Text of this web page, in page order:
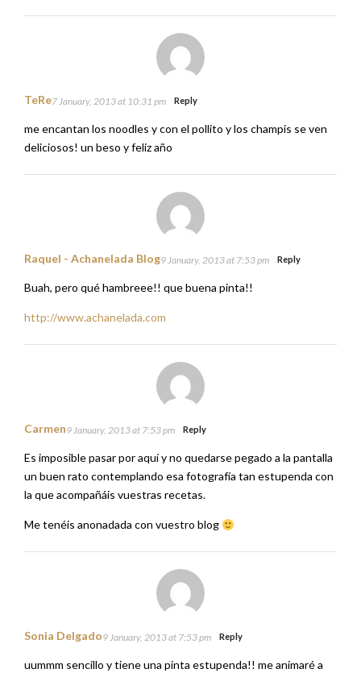
TeRe7 January, 2013 at 10:31 pm Reply
me encantan los noodles y con el pollito y los champis se ven
deliciosos! un beso y feliz año
Raquel - Achanelada Blog9 January, 2013 at 7:53 pm Reply
Buah, pero qué hambreee!! que buena pinta!!
http://www.achanelada.com
Carmen9 January, 2013 at 7:53 pm Reply
Es imposible pasar por aquí y no quedarse pegado a la pantalla
un buen rato contemplando esa fotografía tan estupenda con
la que acompañáis vuestras recetas.
Me tenéis anonadada con vuestro blog
Sonia Delgado9 January, 2013 at 7:53 pm Reply
uummm sencillo y tiene una pinta estupenda!! me animaré a